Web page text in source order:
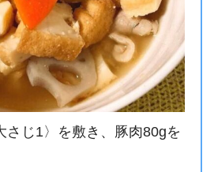
じ1〉を敷き、豚肉80gを